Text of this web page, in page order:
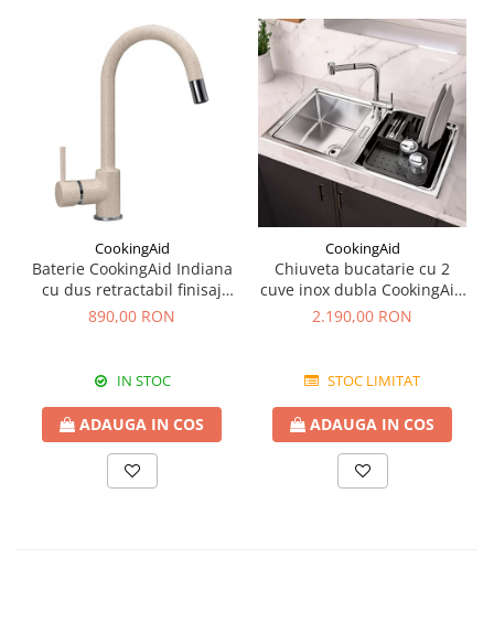
CookingAid
Baterie CookingAid Indiana
cu dus retractabil finisaj
granit Bej Pigmentat /
890,00 RON
IN STOC
ADAUGA IN COS
CookingAid
Chiuveta bucatarie cu 2
cuve inox dubla CookingAid
FUSION 86BB
2.190,00 RON
STOC LIMITAT
ADAUGA IN COS